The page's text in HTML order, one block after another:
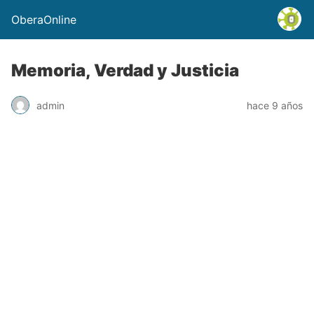
OberaOnline
Memoria, Verdad y Justicia
admin hace 9 años